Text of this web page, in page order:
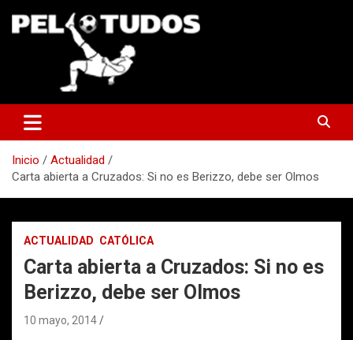
Inicio
Actualidad
Carta abierta a Cruzados: Si no es Berizzo, debe ser Olmos
ACTUALIDAD CATÓLICA
Carta abierta a Cruzados: Si no es
Berizzo, debe ser Olmos
10 mayo, 2014